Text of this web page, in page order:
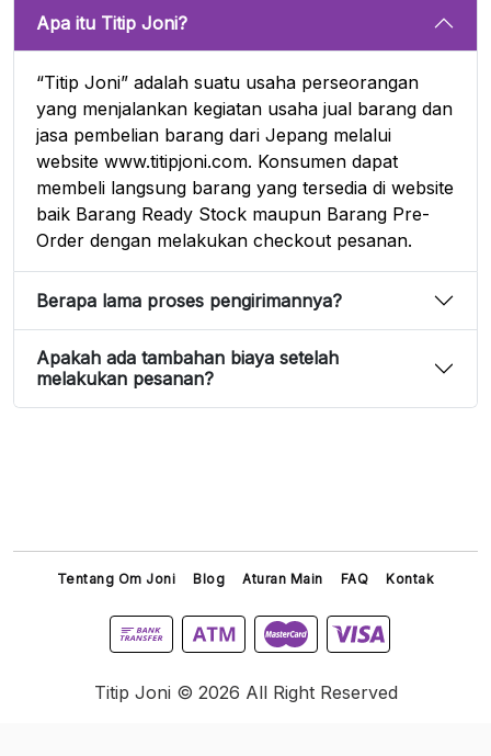
Apa itu Titip Joni?
“Titip Joni” adalah suatu usaha perseorangan
yang menjalankan kegiatan usaha jual barang dan
jasa pembelian barang dari Jepang melalui
website www.titipjoni.com. Konsumen dapat
membeli langsung barang yang tersedia di website
baik Barang Ready Stock maupun Barang Pre-
Order dengan melakukan checkout pesanan.
Berapa lama proses pengirimannya?
Apakah ada tambahan biaya setelah
melakukan pesanan?
Tentang Om Joni Blog Aturan Main FAQ Kontak
Titip Joni © 2026 All Right Reserved